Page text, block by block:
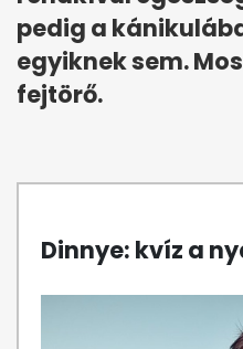
pedig a
egyiknek sem.
fejtörő.
Dinnye: kvíz a